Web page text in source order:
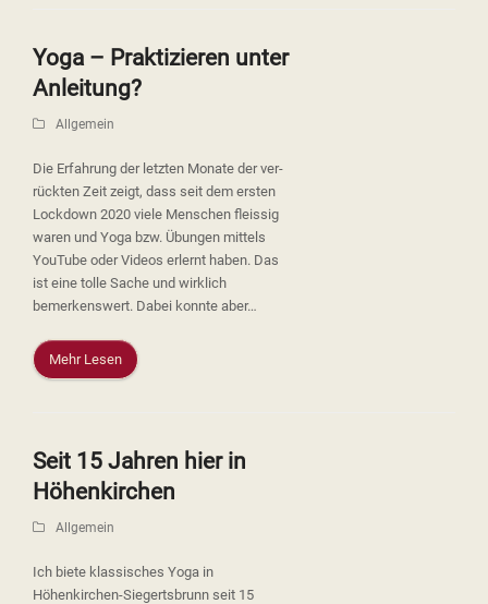
Yoga – Praktizieren unter
Anleitung?
Allgemein
Die Erfahrung der letzten Monate der ver-
rückten Zeit zeigt, dass seit dem ersten
Lockdown 2020 viele Menschen fleissig
waren und Yoga bzw. Übungen mittels
YouTube oder Videos erlernt haben. Das
ist eine tolle Sache und wirklich
bemerkenswert. Dabei konnte aber…
Mehr Lesen
Seit 15 Jahren hier in
Höhenkirchen
Allgemein
Ich biete klassisches Yoga in
Höhenkirchen-Siegertsbrunn seit 15